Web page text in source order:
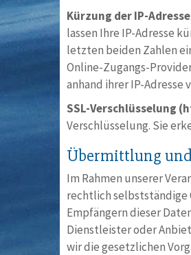
Kürzung der IP-Adresse
lassen Ihre IP-Adresse
letzten beiden Zahlen
Online-Zugangs-
anhand ihrer IP-
SSL-Verschlüsselung
Verschlüsselung. Sie
Übermittlung
Im Rahmen unserer
rechtlich selbstständige
Empfängern dieser
Dienstleister oder
wir die gesetzlichen